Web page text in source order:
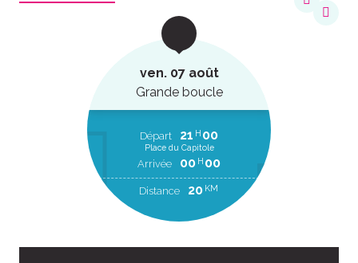
ven. 07 août
Grande boucle
Départ 21 H 00
Place du Capitole
Arrivée 00 H 00
Distance 20 KM